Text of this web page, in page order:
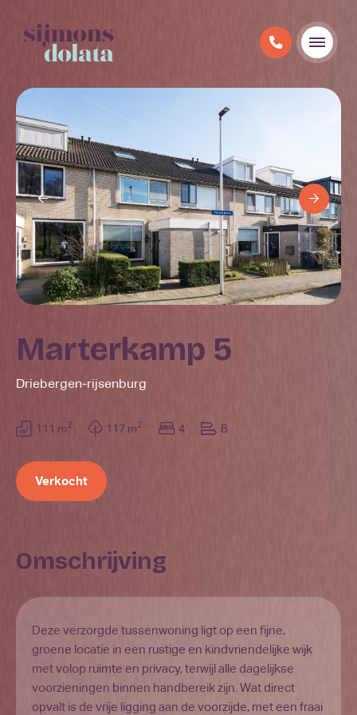
Marterkamp 5
Driebergen-rijsenburg
111 m2 117 m2 4 B
Verkocht
Omschrijving
Deze verzorgde tussenwoning ligt op een fijne,
groene locatie in een rustige en kindvriendelijke wijk
met volop ruimte en privacy, terwijl alle dagelijkse
voorzieningen binnen handbereik zijn. Wat direct
opvalt is de vrije ligging aan de voorzijde, met een fraai